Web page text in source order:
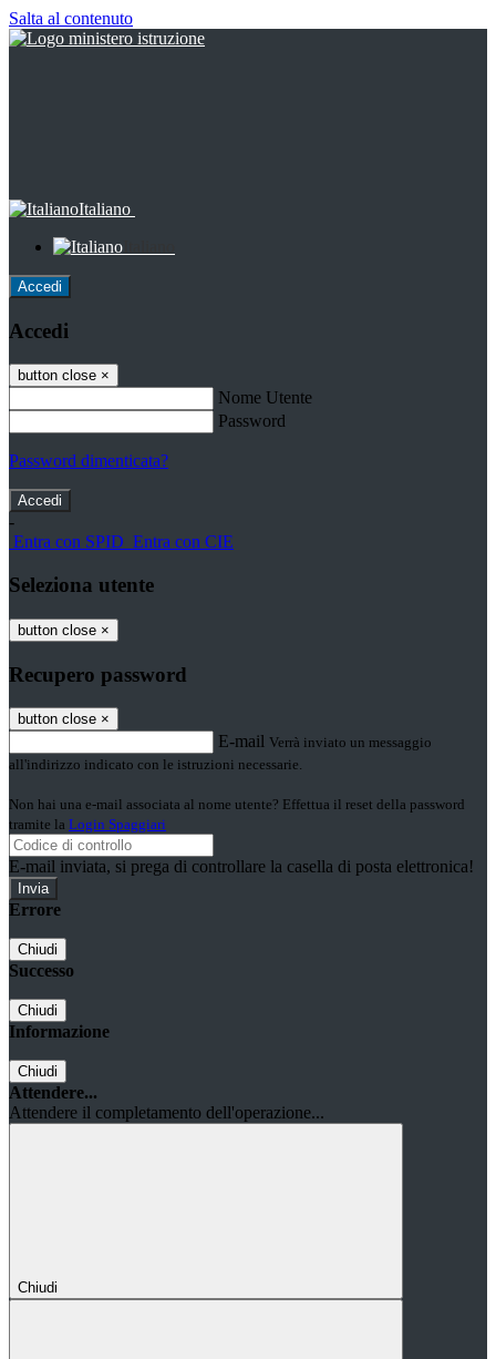
Salta al contenuto
Italiano
Accedi
Accedi
button close ×
Nome Utente
Password
Password dimenticata?
-
Entra con SPID Entra con CIE
Seleziona utente
button close ×
Recupero password
button close ×
E-mail Verrà inviato un messaggio
all'indirizzo indicato con le istruzioni necessarie.
Non hai una e-mail associata al nome utente? Effettua il reset della password
tramite la Login Spaggiari
E-mail inviata, si prega di controllare la casella di posta elettronica!
Errore
Chiudi
Successo
Chiudi
Informazione
Chiudi
Attendere...
Attendere il completamento dell'operazione...
Chiudi